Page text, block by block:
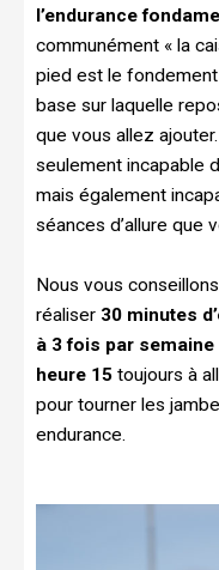
l’endurance
communément « la
pied est le
base sur laquelle
que vous allez
seulement incapable
mais également
séances d’allure que
Nous vous
réaliser 30 minutes
à 3 fois par
heure 15 toujours à
pour tourner les
endurance.